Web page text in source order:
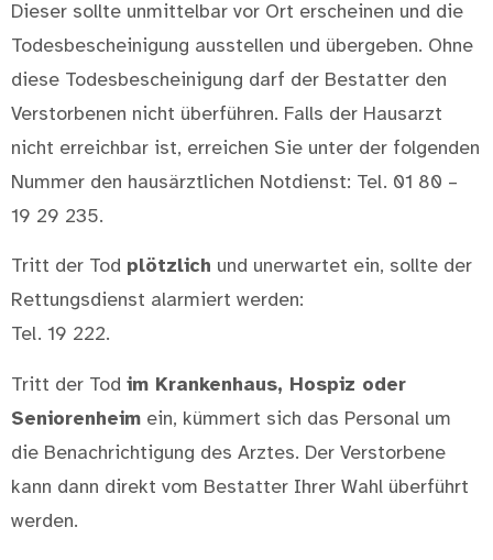
Dieser sollte unmittelbar vor Ort erscheinen und die
Todesbescheinigung ausstellen und übergeben. Ohne
diese Todesbescheinigung darf der Bestatter den
Verstorbenen nicht überführen. Falls der Hausarzt
nicht erreichbar ist, erreichen Sie unter der folgenden
Nummer den hausärztlichen Notdienst: Tel. 01 80 –
19 29 235.
Tritt der Tod plötzlich und unerwartet ein, sollte der
Rettungsdienst alarmiert werden:
Tel. 19 222.
Tritt der Tod im Krankenhaus, Hospiz oder
Seniorenheim ein, kümmert sich das Personal um
die Benachrichtigung des Arztes. Der Verstorbene
kann dann direkt vom Bestatter Ihrer Wahl überführt
werden.